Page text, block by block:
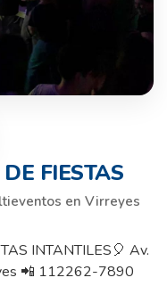
FIESTAS
en Virreyes
INTANTILES🎈 Av.
📲 112262-7890